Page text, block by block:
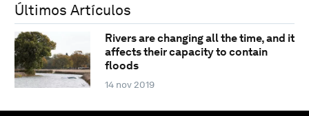
Últimos Artículos
Rivers are changing all the time, and it
affects their capacity to contain
floods
14 nov 2019